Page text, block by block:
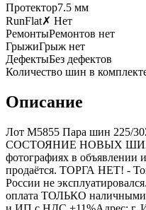
Протектор7.5 мм
RunFlat✗ Нет
РемонтыРемонтов нет
ГрыжиГрыж нет
ДефектыБез дефектов
Количество шин в
Описание
Лот M5855 Пара шин 225/
СОСТОЯНИЕ НОВЫХ
фотографиях в объявлении
продаётся. ТОРГА НЕТ! -
России не
оплата ТОЛЬКО